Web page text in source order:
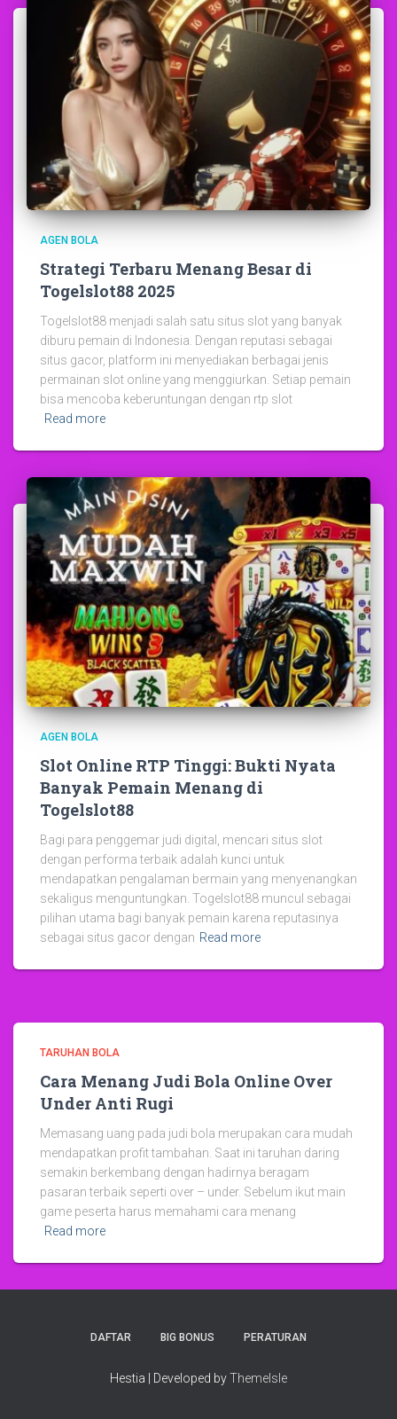
AGEN BOLA
Strategi Terbaru Menang Besar di
Togelslot88 2025
Togelslot88 menjadi salah satu situs slot yang banyak
diburu pemain di Indonesia. Dengan reputasi sebagai
situs gacor, platform ini menyediakan berbagai jenis
permainan slot online yang menggiurkan. Setiap pemain
bisa mencoba keberuntungan dengan rtp slot
Read more
AGEN BOLA
Slot Online RTP Tinggi: Bukti Nyata
Banyak Pemain Menang di
Togelslot88
Bagi para penggemar judi digital, mencari situs slot
dengan performa terbaik adalah kunci untuk
mendapatkan pengalaman bermain yang menyenangkan
sekaligus menguntungkan. Togelslot88 muncul sebagai
pilihan utama bagi banyak pemain karena reputasinya
sebagai situs gacor dengan Read more
TARUHAN BOLA
Cara Menang Judi Bola Online Over
Under Anti Rugi
Memasang uang pada judi bola merupakan cara mudah
mendapatkan profit tambahan. Saat ini taruhan daring
semakin berkembang dengan hadirnya beragam
pasaran terbaik seperti over – under. Sebelum ikut main
game peserta harus memahami cara menang
Read more
DAFTAR BIG BONUS PERATURAN
Hestia | Developed byThemeIsle